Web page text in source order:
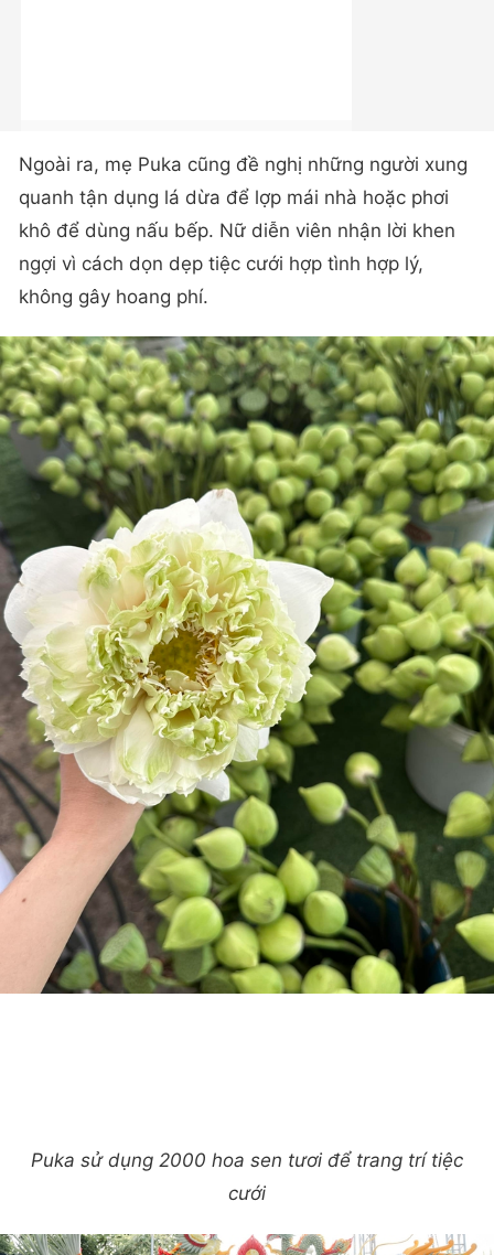
Ngoài ra, mẹ Puka cũng đề nghị những người xung
quanh tận dụng lá dừa để lợp mái nhà hoặc phơi
khô để dùng nấu bếp. Nữ diễn viên nhận lời khen
ngợi vì cách dọn dẹp tiệc cưới hợp tình hợp lý,
không gây hoang phí.
Puka sử dụng 2000 hoa sen tươi để trang trí tiệc
cưới